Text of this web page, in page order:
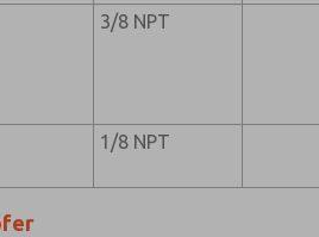
3/8 NPT
1/8 NPT